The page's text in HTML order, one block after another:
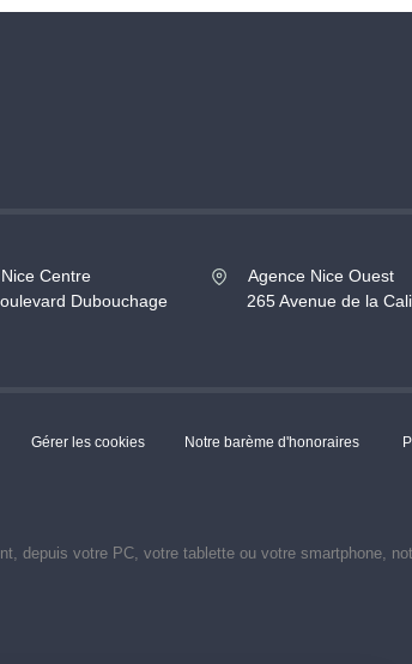
Centre
Dubouchage
Agence Nice Ouest
265 Avenue de la
Gérer les cookies Notre barème d'honoraires
depuis votre PC, votre tablette ou votre smartphone,